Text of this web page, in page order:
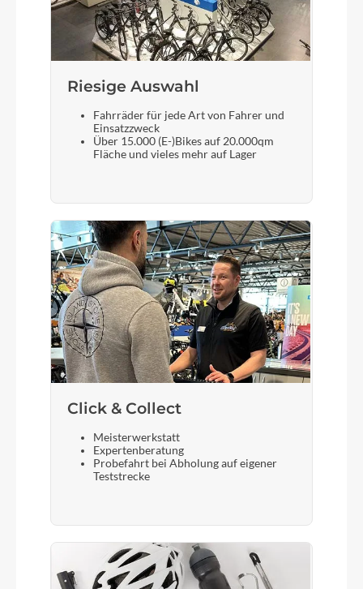
Motor
Bosch Drive Unit Performance SX (55Nm) Cruise
Kette
KMC e12
Akku
Bosch CompactTube 400
Laufradgröße
27,5"
Shimano XT SL-M8100-IR, Direct Attach
Shimano Deore
Steuersatz
Riesige Auswahl
Fahrräder für jede Art von Fahrer und
Einsatzzweck
Über 15.000 (E-)Bikes auf 20.000qm
Fläche und vieles mehr auf Lager
Click & Collect
Meisterwerkstatt
Expertenberatung
Probefahrt bei Abholung auf eigener
Teststrecke